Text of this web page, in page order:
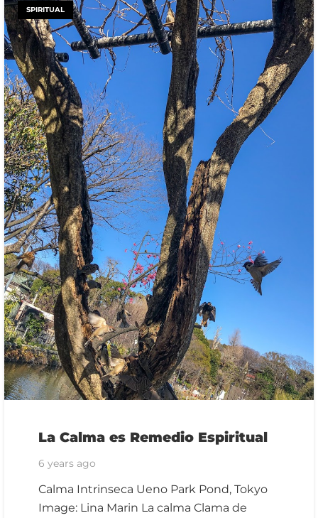
SPIRITUAL
La Calma es Remedio Espiritual
6 years ago
Calma Intrinseca Ueno Park Pond, Tokyo
Image: Lina Marin La calma Clama de